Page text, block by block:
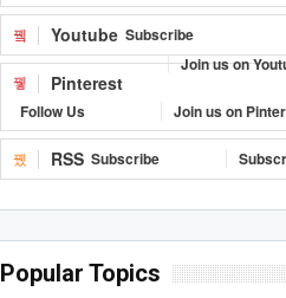
Youtube Subscribe
Join us on
Pinterest
Follow Us Join us on
RSS Subscribe
Popular Topics